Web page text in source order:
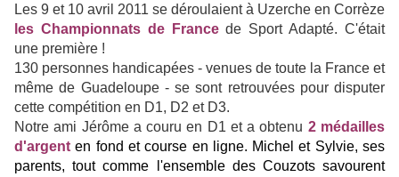
Les 9 et 10 avril 2011 se déroulaient à Uzerche en Corrèze
les Championnats de Francede Sport Adapté. C'était
une première !
130 personnes handicapées - venues de toute la France et
même de Guadeloupe - se sont retrouvées pour disputer
cette compétition en D1, D2 et D3.
Notre ami Jérôme a couru en D1 et a obtenu 2 médailles
d'argenten fond et course en ligne. Michel et Sylvie, ses
parents, tout comme l'ensemble des Couzots savourent